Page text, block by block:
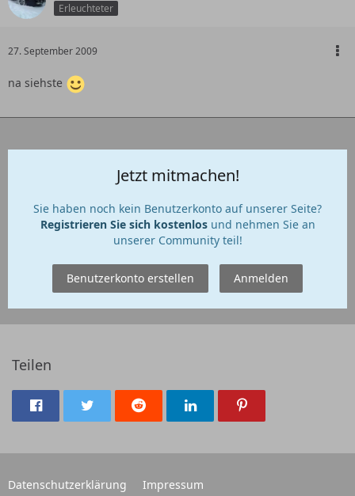
Erleuchteter
27. September 2009
na siehste
Jetzt mitmachen!
Sie haben noch kein Benutzerkonto auf unserer Seite?
Registrieren Sie sich kostenlosund nehmen Sie an
unserer Community teil!
Benutzerkonto erstellen Anmelden
Teilen
Datenschutzerklärung Impressum